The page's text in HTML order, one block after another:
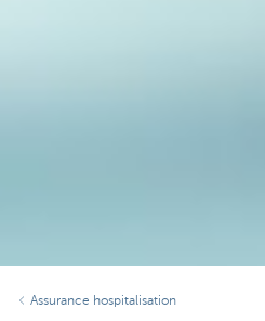
Assurance hospitalisation